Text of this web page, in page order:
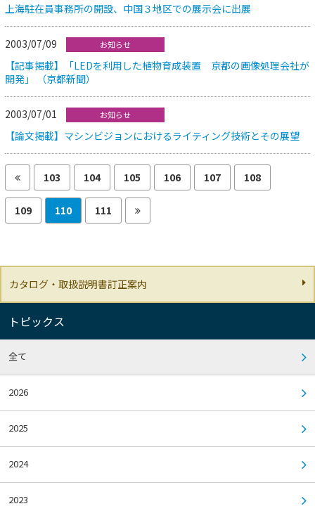
上海駐在員事務所の開設、中国３地区での展示会に出展
2003/07/09 お知らせ
【記事掲載】「LEDを利用した植物育成装置 京都の画像処理会社が
開発」 （京都新聞）
2003/07/01 お知らせ
【論文掲載】マシンビジョンにおけるライティング技術とその展望
103 104 105 106 107 108
109 110 111
カタログ・取扱説明書訂正案内
トピックス
全て
2026
2025
2024
2023